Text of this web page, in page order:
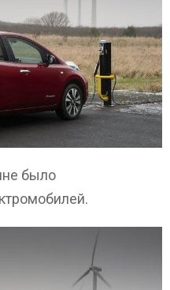
было